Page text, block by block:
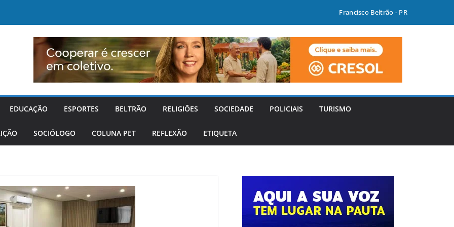
Francisco Beltrão - PR
EDUCAÇÃO ESPORTES BELTRÃO RELIGIÕES SOCIEDADE POLICIAIS TURISMO
SOCIÓLOGO COLUNA PET REFLEXÃO ETIQUETA